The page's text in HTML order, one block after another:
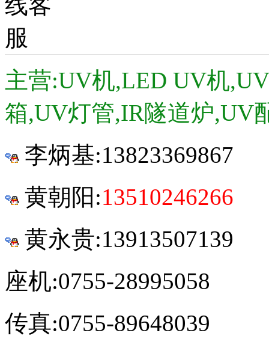
主营:UV机,LED UV机
箱,UV灯管,IR隧道炉,UV
李炳基:13823369867
黄朝阳:13510246266
黄永贵:13913507139
座机:0755-28995058
传真:0755-89648039